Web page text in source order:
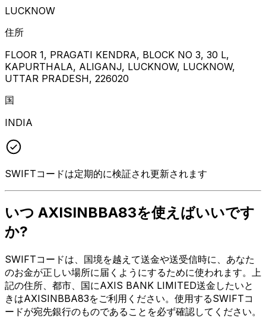
LUCKNOW
住所
FLOOR 1, PRAGATI KENDRA, BLOCK NO 3, 30 L,
KAPURTHALA, ALIGANJ, LUCKNOW, LUCKNOW,
UTTAR PRADESH, 226020
国
INDIA
SWIFTコードは定期的に検証され更新されます
いつ AXISINBBA83を使えばいいです
か?
SWIFTコードは、国境を越えて送金や送受信時に、あなた
のお金が正しい場所に届くようにするために使われます。上
記の住所、都市、国にAXIS BANK LIMITED送金したいと
きはAXISINBBA83をご利用ください。使用するSWIFTコ
ードが宛先銀行のものであることを必ず確認してください。